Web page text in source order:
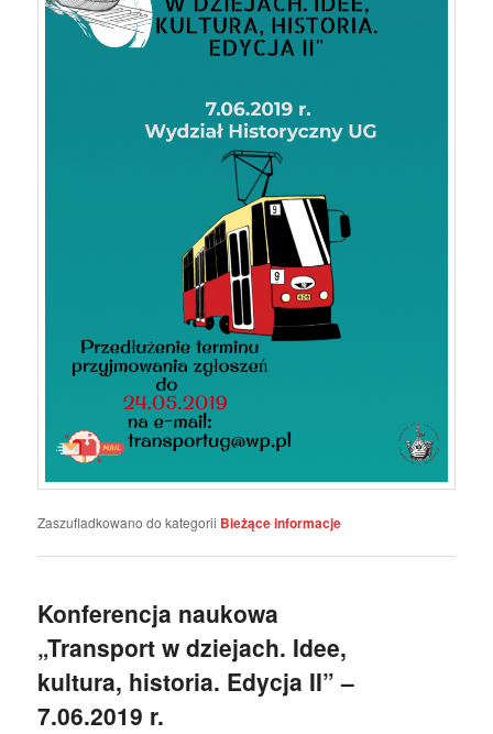
Zaszufladkowano do kategorii Bieżące informacje
Konferencja naukowa
„Transport w dziejach. Idee,
kultura, historia. Edycja II” –
7.06.2019 r.